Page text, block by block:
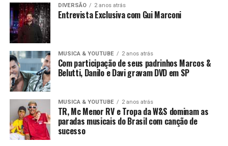
DIVERSÃO 2 anos atrás
Entrevista Exclusiva com Gui Marconi
MUSICA & YOUTUBE 2 anos atrás
Com participação de seus padrinhos Marcos &
Belutti, Danilo e Davi gravam DVD em SP
MUSICA & YOUTUBE 2 anos atrás
TR, Mc Menor RV e Tropa da W&S dominam as
paradas musicais do Brasil com canção de
sucesso